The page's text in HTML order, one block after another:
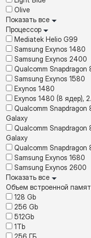
Olive
Показать все
Процессор
Mediatek Helio G99
Samsung Exynos 1480
Samsung Exynos 2400
Qualcomm
Samsung Exynos 1580
Exynos 1480
Exynos 1480 (8 ядер),
Qualcomm
Galaxy
Qualcomm
Galaxy
Qualcomm Snapdragon
Samsung Exynos 1680
Samsung Exynos 2600
Показать все
Объем встроенной
128 Gb
256 Gb
512Gb
1Tb
256 ГБ